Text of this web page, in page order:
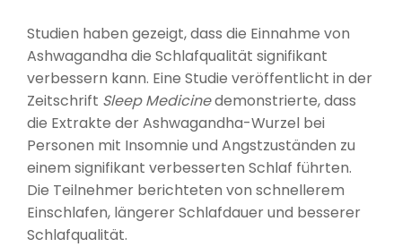
Studien haben gezeigt, dass die Einnahme von
Ashwagandha die Schlafqualität signifikant
verbessern kann. Eine Studie veröffentlicht in der
Zeitschrift Sleep Medicinedemonstrierte, dass
die Extrakte der Ashwagandha-Wurzel bei
Personen mit Insomnie und Angstzuständen zu
einem signifikant verbesserten Schlaf führten.
Die Teilnehmer berichteten von schnellerem
Einschlafen, längerer Schlafdauer und besserer
Schlafqualität.